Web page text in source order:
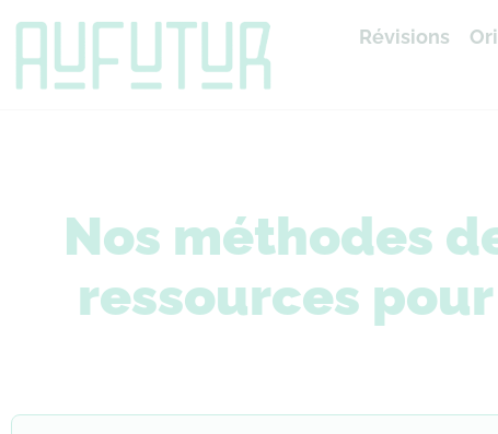
Révisions
Nos méthodes
ressources